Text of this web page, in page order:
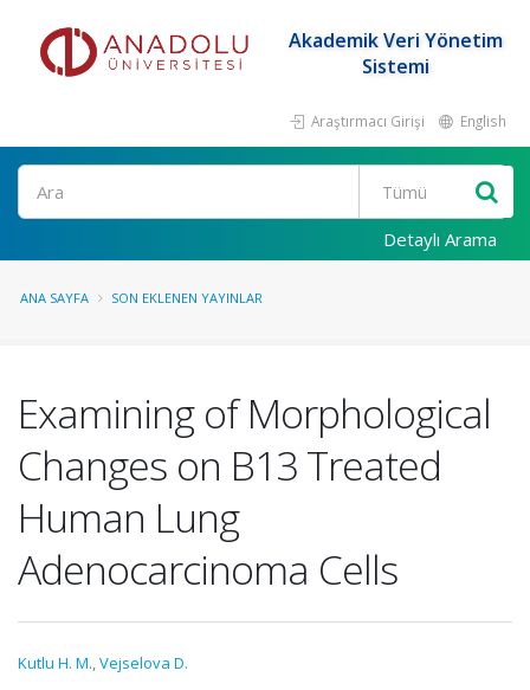
Akademik Veri Yönetim
Sistemi
Araştırmacı Girişi English
Ara
Detaylı Arama
ANA SAYFA SON EKLENEN YAYINLAR
Examining of Morphological
Changes on B13 Treated
Human Lung
Adenocarcinoma Cells
Kutlu H. M.,Vejselova D.